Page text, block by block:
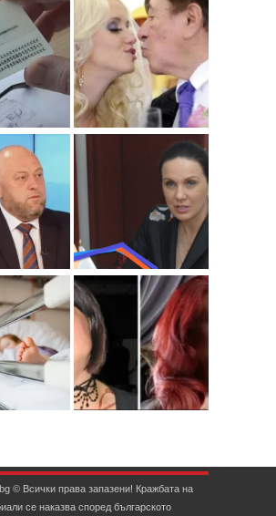
© Всички права запазени! Кражбата на
се наказва според българското